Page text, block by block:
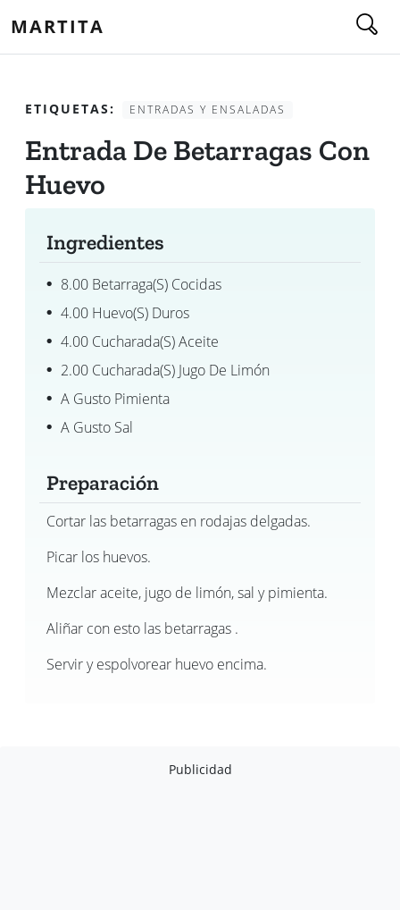
MARTITA
ETIQUETAS: ENTRADAS Y ENSALADAS
Entrada De Betarragas Con
Huevo
Ingredientes
8.00 Betarraga(s) Cocidas
4.00 Huevo(s) Duros
4.00 Cucharada(s) Aceite
2.00 Cucharada(s) Jugo De Limón
A Gusto Pimienta
A Gusto Sal
Preparación
Cortar las betarragas en rodajas delgadas.
Picar los huevos.
Mezclar aceite, jugo de limón, sal y pimienta.
Aliñar con esto las betarragas .
Servir y espolvorear huevo encima.
Publicidad